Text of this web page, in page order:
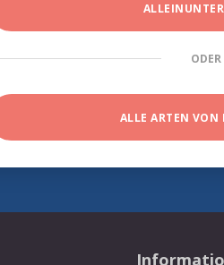
ODER
ALLE ARTEN VON